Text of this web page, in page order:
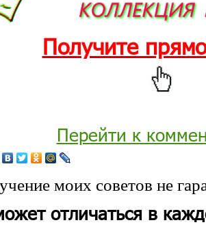
Получите
Перейти к
моих советов не
отличаться в